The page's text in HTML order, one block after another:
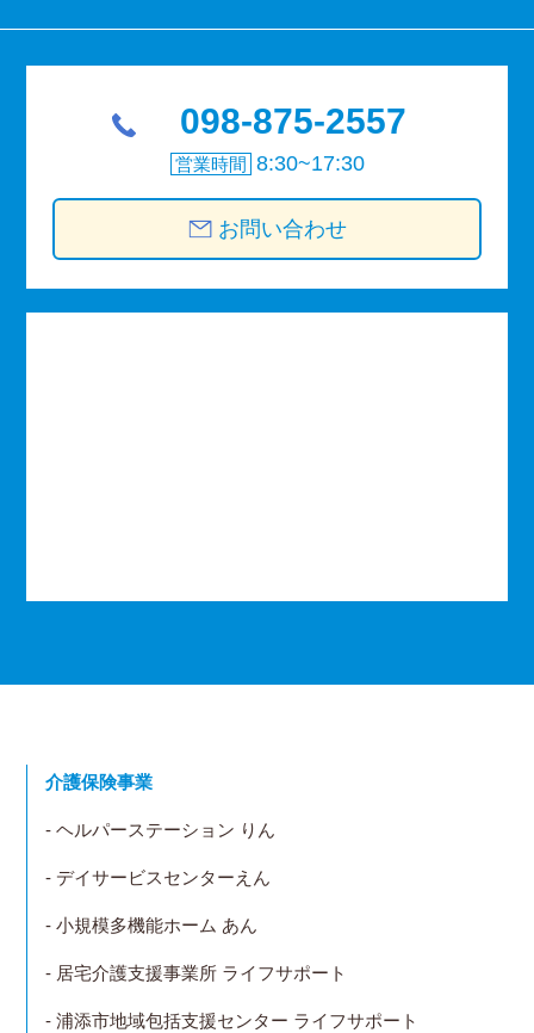
098-875-2557
営業時間 8:30~17:30
お問い合わせ
介護保険事業
- ヘルパーステーション りん
- デイサービスセンターえん
- 小規模多機能ホーム あん
- 居宅介護支援事業所 ライフサポート
- 浦添市地域包括支援センター ライフサポート